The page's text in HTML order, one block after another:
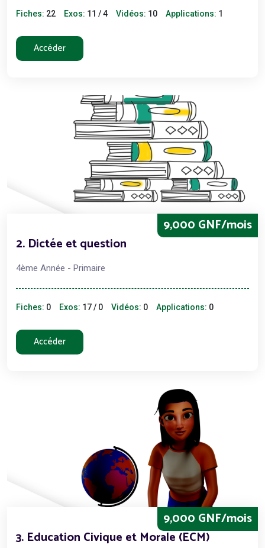
Fiches: 22 Exos: 11 / 4 Vidéos: 10 Applications: 1
Accéder
9,000 GNF/mois
2. Dictée et question
4ème Année - Primaire
Fiches: 0 Exos: 17 / 0 Vidéos: 0 Applications: 0
Accéder
9,000 GNF/mois
3. Education Civique et Morale (ECM)